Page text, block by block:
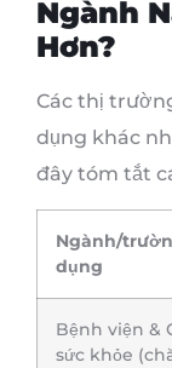
Ngành
Hơn?
Các thị
dụng khác
đây tóm tắt
Ngành/
dụng
Bệnh viện &
sức khỏe